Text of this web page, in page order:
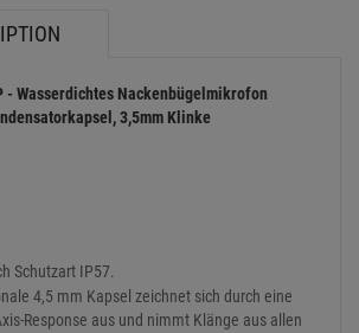
- Wasserdichtes Nackenbügelmikrofon
3,5mm Klinke
Schutzart IP57.
4,5 mm Kapsel zeichnet sich durch eine
Response aus und nimmt Klänge aus allen